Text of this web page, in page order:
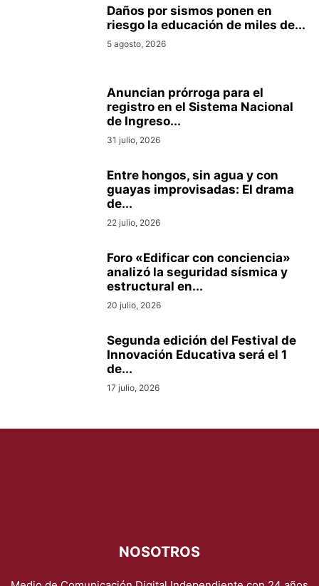
Daños por sismos ponen en
riesgo la educación de miles de...
5 agosto, 2026
Anuncian prórroga para el
registro en el Sistema Nacional
de Ingreso...
31 julio, 2026
Entre hongos, sin agua y con
guayas improvisadas: El drama
de...
22 julio, 2026
Foro «Edificar con conciencia»
analizó la seguridad sísmica y
estructural en...
20 julio, 2026
Segunda edición del Festival de
Innovación Educativa será el 1
de...
17 julio, 2026
NOSOTROS